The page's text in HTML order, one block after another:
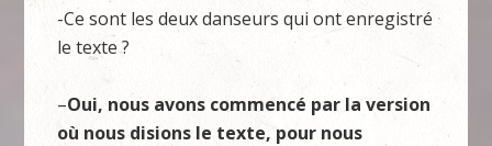
-Ce sont les deux danseurs qui ont enregistré
le texte ?
–Oui, nous avons commencé par la version
où nous disions le texte, pour nous